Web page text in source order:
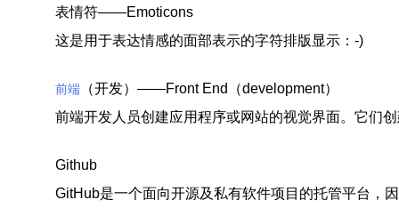
表情符——Emoticons
这是用于表达情感的面部表示的字符排版显示：-)
前端 （开发）——Front End（development）
前端开发人员创建应用程序或网站的视觉界面。它们创
Github
GitHub是一个面向开源及私有软件项目的托管平台，因